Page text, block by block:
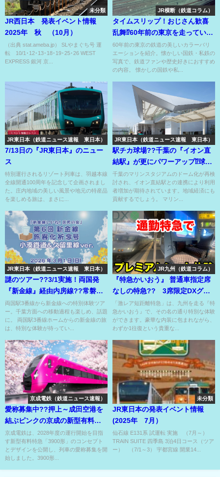
未分類
JR西日本 発表イベント情報
2025年 秋 （10月）
（出典 stat.ameba.jp） SLやまぐち号 運
転 10/1･12･13･18･19･25･26 WEST
EXPRESS 銀河 京...
JR横断（鉄道コラム）
タイムスリップ！おじさん歓喜
乱舞⁉60年前の東京を走っていた
鉄道の“色”⁉
60年前の東京の鉄道の美しいカラーバリ
エーションを紹介。懐かしい国鉄・私鉄の
写真で、鉄道ファンや歴史好きにおすすめ
の内容。 懐かしの国鉄や私...
JR東日本（鉄道ニュース速報 東日本）
7/13日の『JR東日本』のニュー
ス
特別運行されるリゾート列車は、羽越本線
全線開通100周年を記念して企画されまし
た。庄内地域の美しい風景や地元の特産品
を楽しめる旅は、まさに...
JR東日本（鉄道ニュース速報 東日本）
駅チカ球場??千葉の『イオン直
結駅』が更にパワーアップ⁉球場
もドームになる??
千葉のマリンスタジアムのドーム化が再検
討され、イオン直結駅との連携により利用
者増加が期待されています。地域経済にも
貢献するでしょう。 マリン...
JR東日本（鉄道ニュース速報 東日本）
謎のツアー??3/1実施！両国発
『新金線』経由内房線??常磐線
入線後、総武線にどう戻る？
両国駅3番線から新金線への特別体験ツア
ー。千葉方面への移動過程も楽しめ、話題
に。 両国駅3番線ホームからの新金線の旅
は、特別な体験が待ってい...
JR九州（鉄道コラム）
『特急かいおう』 普通車指定席
なしの特急?? 3席限定DXグリ
ーンあり〼‼
「激レア短距離特急」は、九州を走る『特
急かいおう』で、その名の通り特別な体験
ができます。豪華な内装に包まれながら、
わずか1往復という貴重な...
京成電鉄（鉄道ニュース速報）
愛称募集中??押上～成田空港を
結ぶピンクの京成の新型有料特
急3900形??
京成電鉄は、2028年度の運行開始を目指
す新型有料特急「3900形」のコンセプト
とデザインを公開し、列車の愛称募集を開
始しました。3900形...
未分類
JR東日本の発表イベント情報
(2025年 7月）
仙石線 E131系 試運転 実施 （7月～）
TRAIN SUITE 四季島 3泊4日コース（ツア
ー） （7/1～3） 宇都宮線 開業14...